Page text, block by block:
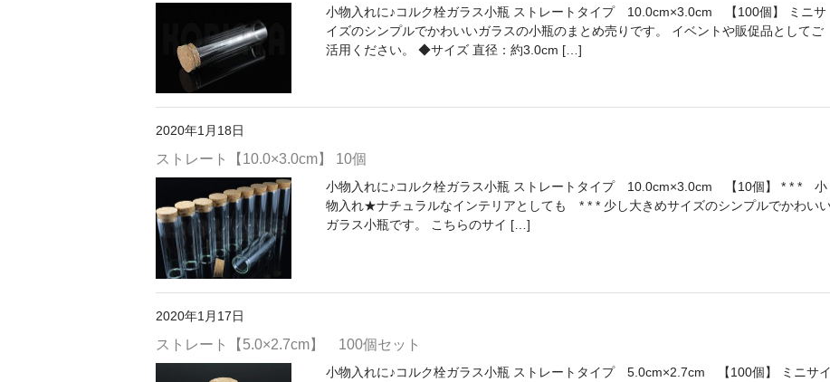
小物入れに♪コルク栓ガラス小瓶 ストレートタイプ 10.0cm×3.0cm 【100個】 ミニサ
イズのシンプルでかわいいガラスの小瓶のまとめ売りです。 イベントや販促品としてご
活用ください。 ◆サイズ 直径：約3.0cm […]
2020年1月18日
ストレート【10.0×3.0cm】 10個
小物入れに♪コルク栓ガラス小瓶 ストレートタイプ 10.0cm×3.0cm 【10個】 * * * 小
物入れ★ナチュラルなインテリアとしても * * * 少し大きめサイズのシンプルでかわい
ガラス小瓶です。 こちらのサイ […]
2020年1月17日
ストレート【5.0×2.7cm】 100個セット
小物入れに♪コルク栓ガラス小瓶 ストレートタイプ 5.0cm×2.7cm 【100個】 ミニサイ